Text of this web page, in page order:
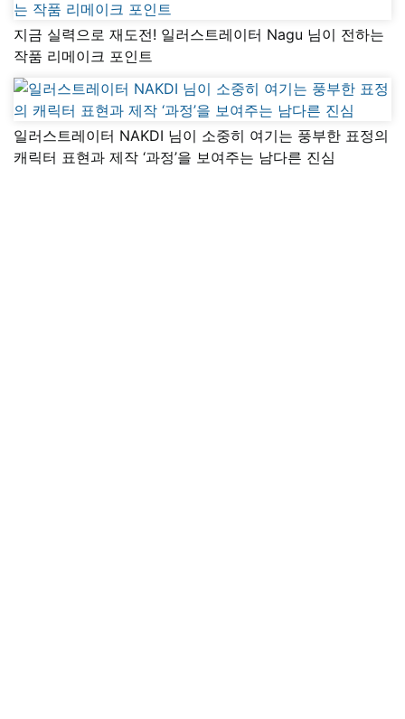
지금 실력으로 재도전! 일러스트레이터 Nagu 님이 전하는
작품 리메이크 포인트
일러스트레이터 NAKDI 님이 소중히 여기는 풍부한 표정의
캐릭터 표현과 제작 ‘과정’을 보여주는 남다른 진심